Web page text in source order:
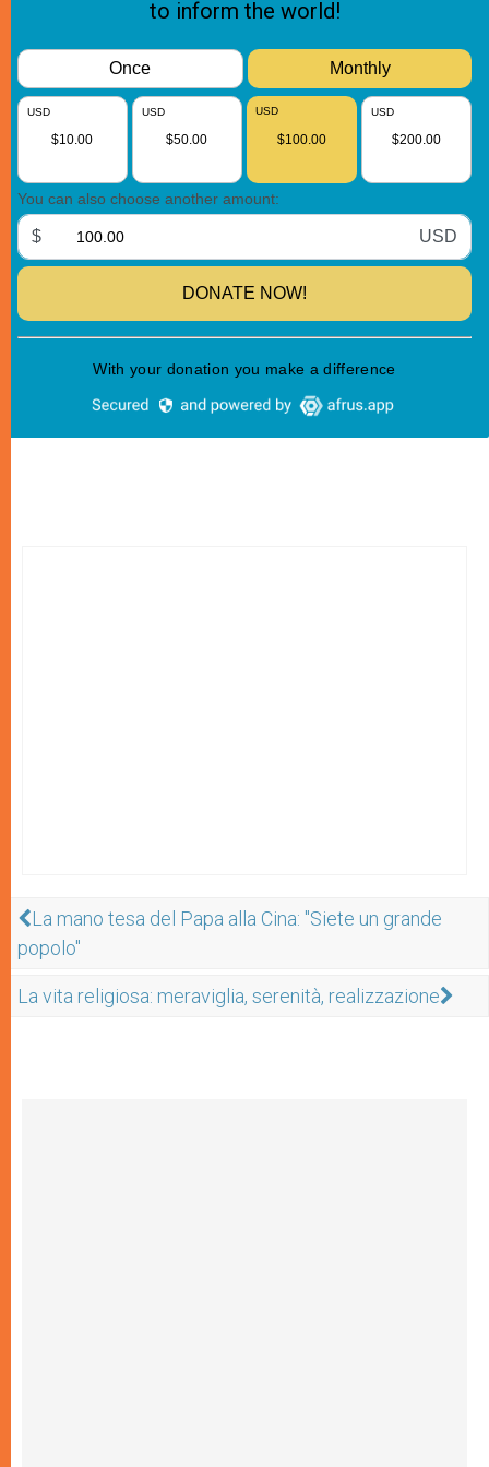
La mano tesa del Papa alla Cina: "Siete un grande
popolo"
La vita religiosa: meraviglia, serenità, realizzazione